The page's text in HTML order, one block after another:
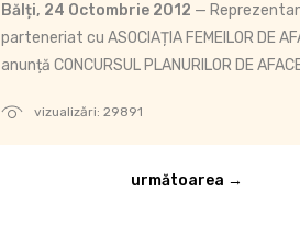
vizualizări: 29891
Bălți, 24 Octombrie 2012 —
parteneriat cu ASOCIAȚIA FEMEILOR DE
anunță CONCURSUL PLANURILOR DE
următoarea →